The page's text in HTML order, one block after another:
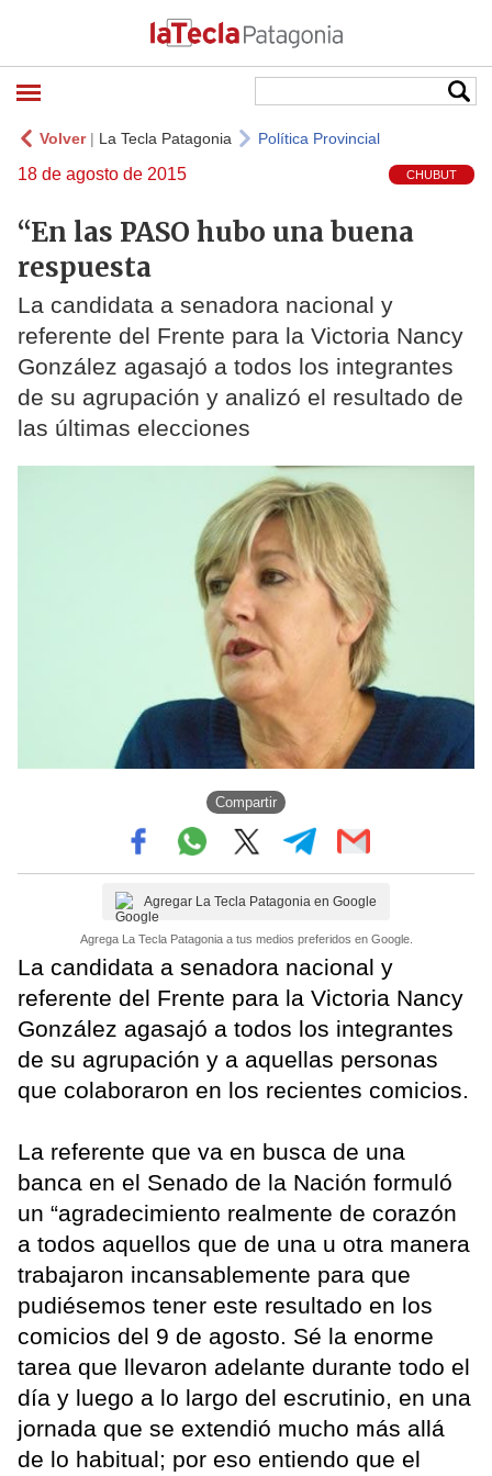
Volver| La Tecla Patagonia Política Provincial
18 de agosto de 2015 CHUBUT
“En las PASO hubo una buena
respuesta
La candidata a senadora nacional y
referente del Frente para la Victoria Nancy
González agasajó a todos los integrantes
de su agrupación y analizó el resultado de
las últimas elecciones
Compartir
Agregar La Tecla Patagonia en Google
Agrega La Tecla Patagonia a tus medios preferidos en Google.
La candidata a senadora nacional y
referente del Frente para la Victoria Nancy
González agasajó a todos los integrantes
de su agrupación y a aquellas personas
que colaboraron en los recientes comicios.
La referente que va en busca de una
banca en el Senado de la Nación formuló
un “agradecimiento realmente de corazón
a todos aquellos que de una u otra manera
trabajaron incansablemente para que
pudiésemos tener este resultado en los
comicios del 9 de agosto. Sé la enorme
tarea que llevaron adelante durante todo el
día y luego a lo largo del escrutinio, en una
jornada que se extendió mucho más allá
de lo habitual; por eso entiendo que el